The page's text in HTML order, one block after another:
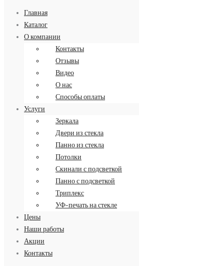
Заказать обратный звонок
8 (499) 34-34-713
Главная
Каталог
О компании
Контакты
Отзывы
Видео
О нас
Способы оплаты
Услуги
Зеркала
Двери из стекла
Панно из стекла
Потолки
Скинали с подсветкой
Панно с подсветкой
Триплекс
УФ-печать на стекле
Цены
Наши работы
Акции
Контакты